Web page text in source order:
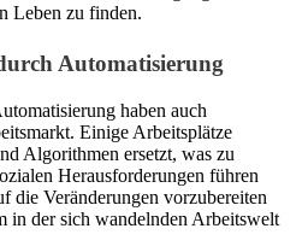
Leben zu finden.
Automatisierung
haben auch
Einige Arbeitsplätze
Algorithmen ersetzt, was zu
Herausforderungen führen
die Veränderungen vorzubereiten
in der sich wandelnden Arbeitswelt